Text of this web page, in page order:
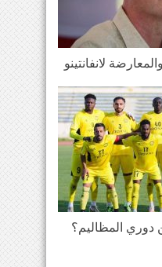
لانفانتينو
المظاليم؟